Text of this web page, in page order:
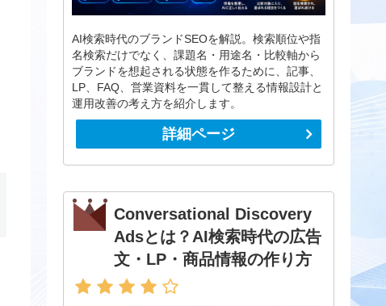
AI検索時代のブランドSEOを解説。検索順位や指
名検索だけでなく、課題名・用途名・比較軸から
ブランドを想起される状態を作るために、記事、
LP、FAQ、営業資料を一貫して整える情報設計と
運用改善の考え方を紹介します。
詳細ページ
Conversational Discovery
Adsとは？AI検索時代の広告
文・LP・商品情報の作り方